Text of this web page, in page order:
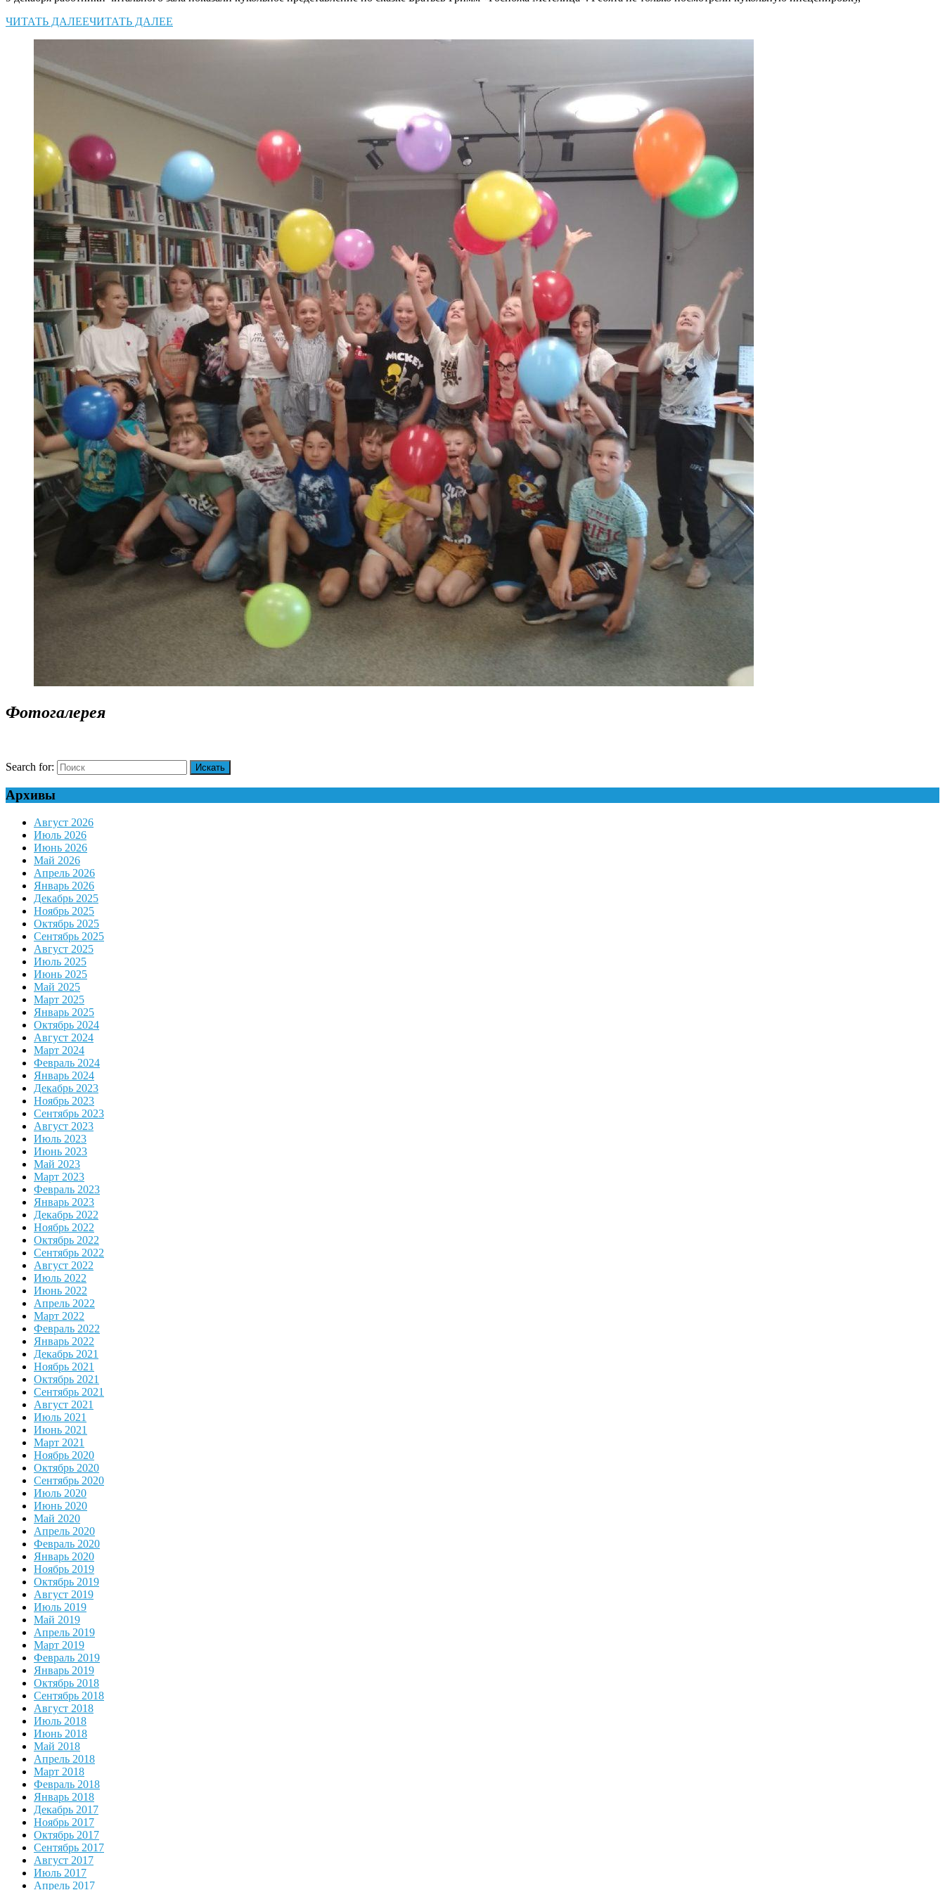
ЧИТАТЬ ДАЛЕЕЧИТАТЬ ДАЛЕЕ
Фотогалерея
Search for:
Архивы
Август 2026
Июль 2026
Июнь 2026
Май 2026
Апрель 2026
Январь 2026
Декабрь 2025
Ноябрь 2025
Октябрь 2025
Сентябрь 2025
Август 2025
Июль 2025
Июнь 2025
Май 2025
Март 2025
Январь 2025
Октябрь 2024
Август 2024
Март 2024
Февраль 2024
Январь 2024
Декабрь 2023
Ноябрь 2023
Сентябрь 2023
Август 2023
Июль 2023
Июнь 2023
Май 2023
Март 2023
Февраль 2023
Январь 2023
Декабрь 2022
Ноябрь 2022
Октябрь 2022
Сентябрь 2022
Август 2022
Июль 2022
Июнь 2022
Апрель 2022
Март 2022
Февраль 2022
Январь 2022
Декабрь 2021
Ноябрь 2021
Октябрь 2021
Сентябрь 2021
Август 2021
Июль 2021
Июнь 2021
Март 2021
Ноябрь 2020
Октябрь 2020
Сентябрь 2020
Июль 2020
Июнь 2020
Май 2020
Апрель 2020
Февраль 2020
Январь 2020
Ноябрь 2019
Октябрь 2019
Август 2019
Июль 2019
Май 2019
Апрель 2019
Март 2019
Февраль 2019
Январь 2019
Октябрь 2018
Сентябрь 2018
Август 2018
Июль 2018
Июнь 2018
Май 2018
Апрель 2018
Март 2018
Февраль 2018
Январь 2018
Декабрь 2017
Ноябрь 2017
Октябрь 2017
Сентябрь 2017
Август 2017
Июль 2017
Апрель 2017